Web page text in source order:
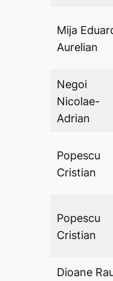
Mija
Aurelian
Negoi
Nicolae-
Adrian
Popescu
Cristian
Popescu
Cristian
Dioane